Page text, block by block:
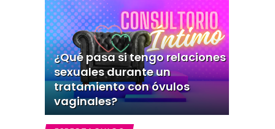
¿Qué pasa si tengo relaciones
sexuales durante un
tratamiento con óvulos
vaginales?